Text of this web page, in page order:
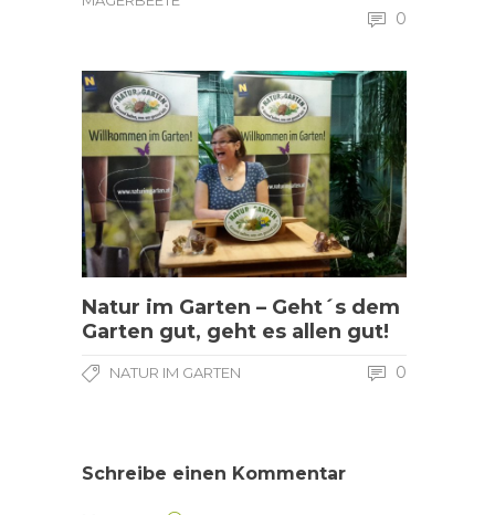
0
Natur im Garten – Geht´s dem
Garten gut, geht es allen gut!
NATUR IM GARTEN 0
Schreibe einen Kommentar